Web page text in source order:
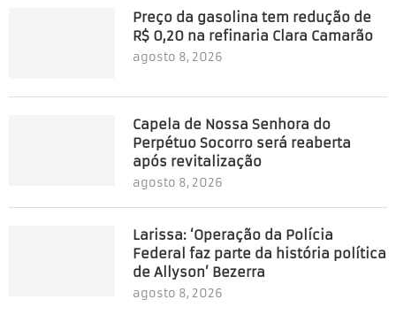
Preço da gasolina tem redução de
R$ 0,20 na refinaria Clara Camarão
agosto 8, 2026
Capela de Nossa Senhora do
Perpétuo Socorro será reaberta
após revitalização
agosto 8, 2026
Larissa: ‘Operação da Polícia
Federal faz parte da história política
de Allyson’ Bezerra
agosto 8, 2026